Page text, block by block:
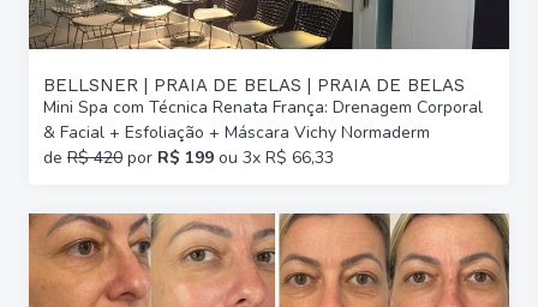
BELLSNER | PRAIA DE BELAS | PRAIA DE BELAS
Mini Spa com Técnica Renata França: Drenagem Corporal
& Facial + Esfoliação + Máscara Vichy Normaderm
de R$ 420 por R$ 199 ou 3x R$ 66,33